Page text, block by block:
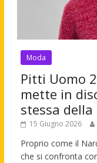
Moda
Pitti Uomo
mette in
stessa
15 Giugno 2026
Proprio come il
che si confronta